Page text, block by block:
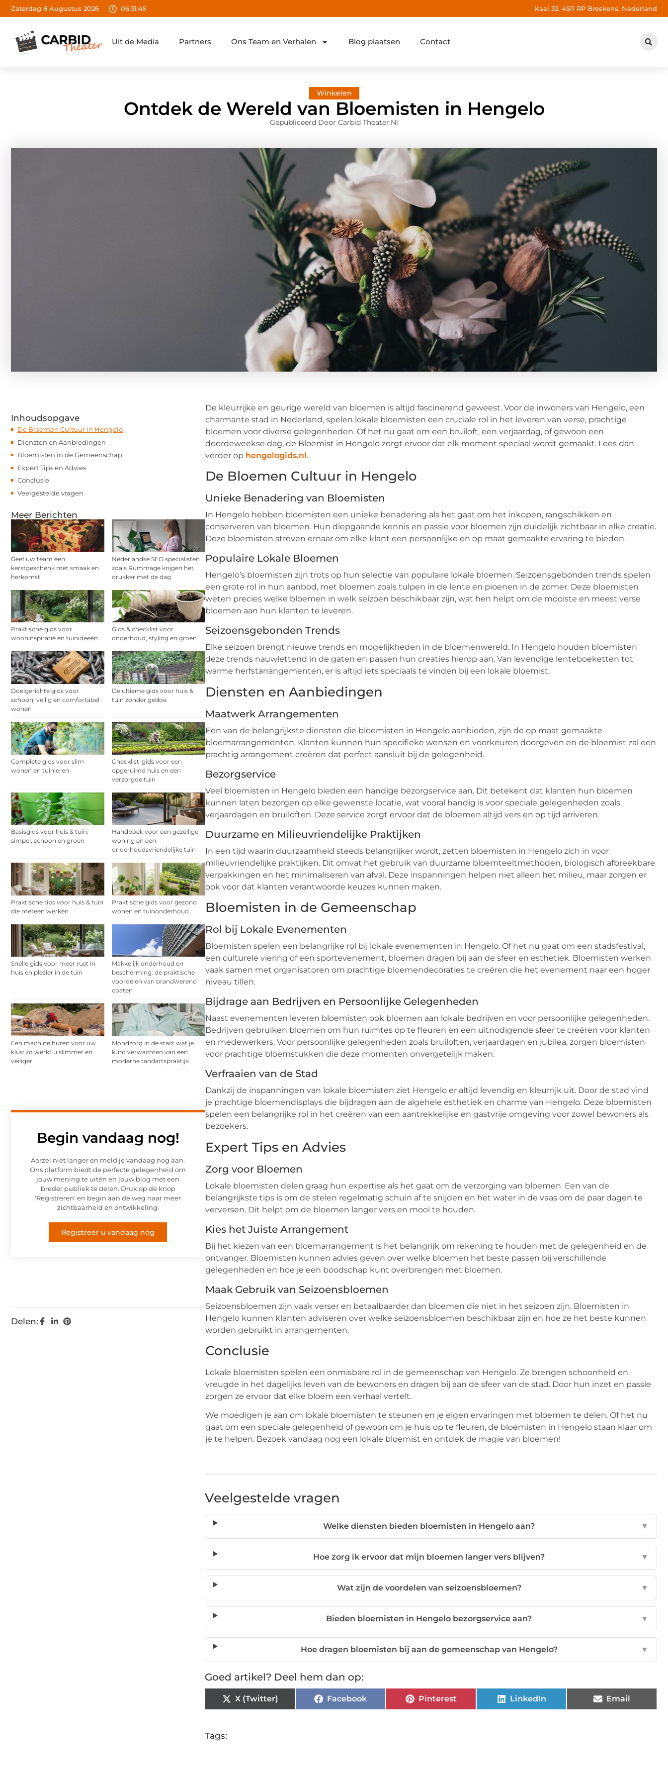
Zaterdag 8 Augustus 2026 06:31:46 Kaai 33, 4511 RP Breskens, Nederland
Uit de Media Partners Ons Team en Verhalen Blog plaatsen Contact
Winkelen
Ontdek de Wereld van Bloemisten in Hengelo
Gepubliceerd Door Carbid Theater.nl
Inhoudsopgave
De Bloemen Cultuur in Hengelo
Diensten en Aanbiedingen
Bloemisten in de Gemeenschap
Expert Tips en Advies
Conclusie
Veelgestelde vragen
Meer Berichten
Geef uw team een
kerstgeschenk met smaak en
herkomst
Nederlandse SEO specialisten
zoals Rummage krijgen het
drukker met de dag
Praktische gids voor
wooninspiratie en tuinideeën
Gids & checklist voor
onderhoud, styling en groen
Doelgerichte gids voor
schoon, veilig en comfortabel
wonen
De ultieme gids voor huis &
tuin zonder gedoe
Complete gids voor slim
wonen en tuinieren
Checklist-gids voor een
opgeruimd huis en een
verzorgde tuin
Basisgids voor huis & tuin:
simpel, schoon en groen
Handboek voor een gezellige
woning en een
onderhoudsvriendelijke tuin
Praktische tips voor huis & tuin
die meteen werken
Praktische gids voor gezond
wonen en tuinonderhoud
Snelle gids voor meer rust in
huis en plezier in de tuin
Makkelijk onderhoud en
bescherming: de praktische
voordelen van brandwerend
coaten
Een machine huren voor uw
klus: zo werkt u slimmer en
veiliger
Mondzorg in de stad: wat je
kunt verwachten van een
moderne tandartspraktijk
Begin vandaag nog!
Aarzel niet langer en meld je vandaag nog aan.
Ons platform biedt de perfecte gelegenheid om
jouw mening te uiten en jouw blog met een
breder publiek te delen. Druk op de knop
'Registreren' en begin aan de weg naar meer
zichtbaarheid en ontwikkeling.
Registreer u vandaag nog
Delen:
De kleurrijke en geurige wereld van bloemen is altijd fascinerend geweest. Voor de inwoners van Hengelo, een
charmante stad in Nederland, spelen lokale bloemisten een cruciale rol in het leveren van verse, prachtige
bloemen voor diverse gelegenheden. Of het nu gaat om een bruiloft, een verjaardag, of gewoon een
doordeweekse dag, de Bloemist in Hengelo zorgt ervoor dat elk moment speciaal wordt gemaakt. Lees dan
verder op hengelogids.nl.
De Bloemen Cultuur in Hengelo
Unieke Benadering van Bloemisten
In Hengelo hebben bloemisten een unieke benadering als het gaat om het inkopen, rangschikken en
conserveren van bloemen. Hun diepgaande kennis en passie voor bloemen zijn duidelijk zichtbaar in elke creatie.
Deze bloemisten streven ernaar om elke klant een persoonlijke en op maat gemaakte ervaring te bieden.
Populaire Lokale Bloemen
Hengelo’s bloemisten zijn trots op hun selectie van populaire lokale bloemen. Seizoensgebonden trends spelen
een grote rol in hun aanbod, met bloemen zoals tulpen in de lente en pioenen in de zomer. Deze bloemisten
weten precies welke bloemen in welk seizoen beschikbaar zijn, wat hen helpt om de mooiste en meest verse
bloemen aan hun klanten te leveren.
Seizoensgebonden Trends
Elke seizoen brengt nieuwe trends en mogelijkheden in de bloemenwereld. In Hengelo houden bloemisten
deze trends nauwlettend in de gaten en passen hun creaties hierop aan. Van levendige lenteboeketten tot
warme herfstarrangementen, er is altijd iets speciaals te vinden bij een lokale bloemist.
Diensten en Aanbiedingen
Maatwerk Arrangementen
Een van de belangrijkste diensten die bloemisten in Hengelo aanbieden, zijn de op maat gemaakte
bloemarrangementen. Klanten kunnen hun specifieke wensen en voorkeuren doorgeven en de bloemist zal een
prachtig arrangement creëren dat perfect aansluit bij de gelegenheid.
Bezorgservice
Veel bloemisten in Hengelo bieden een handige bezorgservice aan. Dit betekent dat klanten hun bloemen
kunnen laten bezorgen op elke gewenste locatie, wat vooral handig is voor speciale gelegenheden zoals
verjaardagen en bruiloften. Deze service zorgt ervoor dat de bloemen altijd vers en op tijd arriveren.
Duurzame en Milieuvriendelijke Praktijken
In een tijd waarin duurzaamheid steeds belangrijker wordt, zetten bloemisten in Hengelo zich in voor
milieuvriendelijke praktijken. Dit omvat het gebruik van duurzame bloemteeltmethoden, biologisch afbreekbare
verpakkingen en het minimaliseren van afval. Deze inspanningen helpen niet alleen het milieu, maar zorgen er
ook voor dat klanten verantwoorde keuzes kunnen maken.
Bloemisten in de Gemeenschap
Rol bij Lokale Evenementen
Bloemisten spelen een belangrijke rol bij lokale evenementen in Hengelo. Of het nu gaat om een stadsfestival,
een culturele viering of een sportevenement, bloemen dragen bij aan de sfeer en esthetiek. Bloemisten werken
vaak samen met organisatoren om prachtige bloemendecoraties te creëren die het evenement naar een hoger
niveau tillen.
Bijdrage aan Bedrijven en Persoonlijke Gelegenheden
Naast evenementen leveren bloemisten ook bloemen aan lokale bedrijven en voor persoonlijke gelegenheden.
Bedrijven gebruiken bloemen om hun ruimtes op te fleuren en een uitnodigende sfeer te creëren voor klanten
en medewerkers. Voor persoonlijke gelegenheden zoals bruiloften, verjaardagen en jubilea, zorgen bloemisten
voor prachtige bloemstukken die deze momenten onvergetelijk maken.
Verfraaien van de Stad
Dankzij de inspanningen van lokale bloemisten ziet Hengelo er altijd levendig en kleurrijk uit. Door de stad vind
je prachtige bloemendisplays die bijdragen aan de algehele esthetiek en charme van Hengelo. Deze bloemisten
spelen een belangrijke rol in het creëren van een aantrekkelijke en gastvrije omgeving voor zowel bewoners als
bezoekers.
Expert Tips en Advies
Zorg voor Bloemen
Lokale bloemisten delen graag hun expertise als het gaat om de verzorging van bloemen. Een van de
belangrijkste tips is om de stelen regelmatig schuin af te snijden en het water in de vaas om de paar dagen te
verversen. Dit helpt om de bloemen langer vers en mooi te houden.
Kies het Juiste Arrangement
Bij het kiezen van een bloemarrangement is het belangrijk om rekening te houden met de gelegenheid en de
ontvanger. Bloemisten kunnen advies geven over welke bloemen het beste passen bij verschillende
gelegenheden en hoe je een boodschap kunt overbrengen met bloemen.
Maak Gebruik van Seizoensbloemen
Seizoensbloemen zijn vaak verser en betaalbaarder dan bloemen die niet in het seizoen zijn. Bloemisten in
Hengelo kunnen klanten adviseren over welke seizoensbloemen beschikbaar zijn en hoe ze het beste kunnen
worden gebruikt in arrangementen.
Conclusie
Lokale bloemisten spelen een onmisbare rol in de gemeenschap van Hengelo. Ze brengen schoonheid en
vreugde in het dagelijks leven van de bewoners en dragen bij aan de sfeer van de stad. Door hun inzet en passie
zorgen ze ervoor dat elke bloem een verhaal vertelt.
We moedigen je aan om lokale bloemisten te steunen en je eigen ervaringen met bloemen te delen. Of het nu
gaat om een speciale gelegenheid of gewoon om je huis op te fleuren, de bloemisten in Hengelo staan klaar om
je te helpen. Bezoek vandaag nog een lokale bloemist en ontdek de magie van bloemen!
Veelgestelde vragen
Welke diensten bieden bloemisten in Hengelo aan? ▼
Hoe zorg ik ervoor dat mijn bloemen langer vers blijven? ▼
Wat zijn de voordelen van seizoensbloemen? ▼
Bieden bloemisten in Hengelo bezorgservice aan? ▼
Hoe dragen bloemisten bij aan de gemeenschap van Hengelo? ▼
Goed artikel? Deel hem dan op:
X (Twitter) Facebook Pinterest LinkedIn Email
Tags: